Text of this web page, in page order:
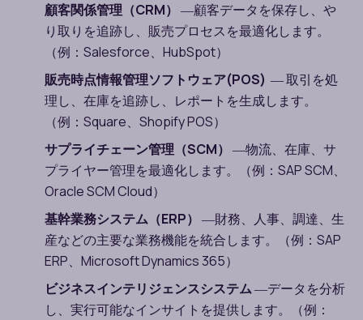
顧客関係管理（CRM） ―顧客データを保存し、や
り取りを追跡し、販売プロセスを最適化します。
（例： Salesforce、 HubSpot）
販売時点情報管理ソフトウェア(POS) ―取引を処
理し、在庫を追跡し、レポートを生成します。
（例： Square、 Shopify POS）
サプライチェーン管理（SCM） ―物流、在庫、サ
プライヤー管理を最適化します。（例： SAP SCM、
Oracle SCM Cloud）
基幹業務システム（ERP） ―財務、人事、調達、生
産などの主要な業務機能を統合します。（例： SAP
ERP、 Microsoft Dynamics 365）
ビジネスインテリジェンスシステム―データを分析
し、実行可能なインサイトを提供します。（例：